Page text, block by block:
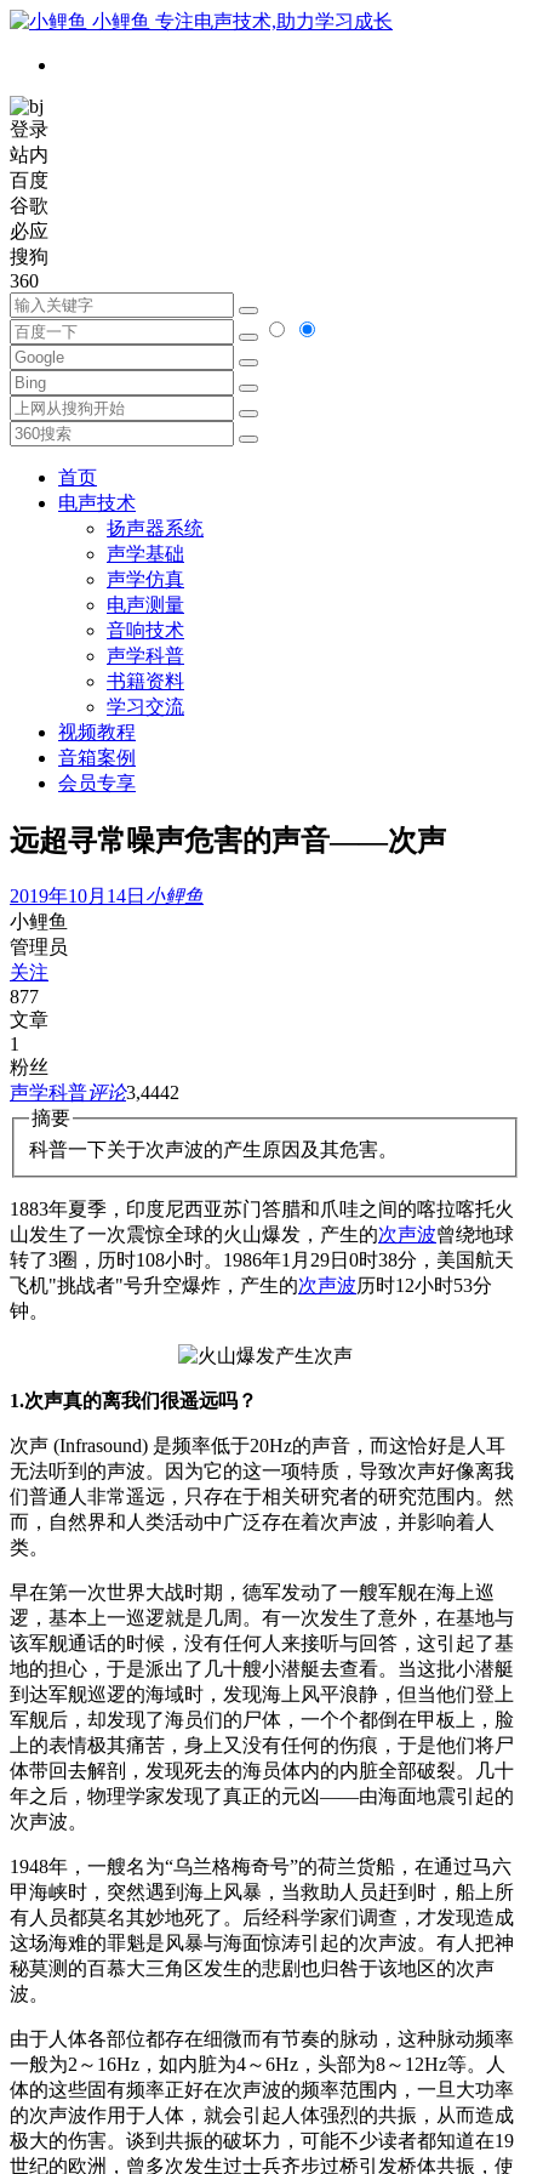
小鲤鱼 专注电声技术,助力学习成长
登录
站内
百度
谷歌
必应
搜狗
360
首页
电声技术
扬声器系统
声学基础
声学仿真
电声测量
音响技术
声学科普
书籍资料
学习交流
视频教程
音箱案例
会员专享
远超寻常噪声危害的声音——次声
2019年10月14日 小鲤鱼
小鲤鱼
管理员
关注
877
文章
1
粉丝
声学科普评论3,4442
摘要
科普一下关于次声波的产生原因及其危害。
1883年夏季，印度尼西亚苏门答腊和爪哇之间的喀拉喀托火
山发生了一次震惊全球的火山爆发，产生的次声波曾绕地球
转了3圈，历时108小时。1986年1月29日0时38分，美国航天
飞机"挑战者"号升空爆炸，产生的次声波历时12小时53分
钟。
1.次声真的离我们很遥远吗？
次声 (Infrasound) 是频率低于20Hz的声音，而这恰好是人耳
无法听到的声波。因为它的这一项特质，导致次声好像离我
们普通人非常遥远，只存在于相关研究者的研究范围内。然
而，自然界和人类活动中广泛存在着次声波，并影响着人
类。
早在第一次世界大战时期，德军发动了一艘军舰在海上巡
逻，基本上一巡逻就是几周。有一次发生了意外，在基地与
该军舰通话的时候，没有任何人来接听与回答，这引起了基
地的担心，于是派出了几十艘小潜艇去查看。当这批小潜艇
到达军舰巡逻的海域时，发现海上风平浪静，但当他们登上
军舰后，却发现了海员们的尸体，一个个都倒在甲板上，脸
上的表情极其痛苦，身上又没有任何的伤痕，于是他们将尸
体带回去解剖，发现死去的海员体内的内脏全部破裂。几十
年之后，物理学家发现了真正的元凶——由海面地震引起的
次声波。
1948年，一艘名为“乌兰格梅奇号”的荷兰货船，在通过马六
甲海峡时，突然遇到海上风暴，当救助人员赶到时，船上所
有人员都莫名其妙地死了。后经科学家们调查，才发现造成
这场海难的罪魁是风暴与海面惊涛引起的次声波。有人把神
秘莫测的百慕大三角区发生的悲剧也归咎于该地区的次声
波。
由于人体各部位都存在细微而有节奏的脉动，这种脉动频率
一般为2～16Hz，如内脏为4～6Hz，头部为8～12Hz等。人
体的这些固有频率正好在次声波的频率范围内，一旦大功率
的次声波作用于人体，就会引起人体强烈的共振，从而造成
极大的伤害。谈到共振的破坏力，可能不少读者都知道在19
世纪的欧洲，曾多次发生过士兵齐步过桥引发桥体共振，使